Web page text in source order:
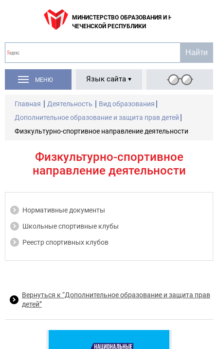
МИНИСТЕРСТВО ОБРАЗОВАНИЯ И НАУКИ
ЧЕЧЕНСКОЙ РЕСПУБЛИКИ
МЕНЮ Язык сайта
Главная Деятельность
Вид образования
Дополнительное образование и защита прав детей
Физкультурно-спортивное направление деятельности
Физкультурно-спортивное
направление деятельности
Нормативные документы
Школьные спортивные клубы
Реестр спортивных клубов
Вернуться к “Дополнительное образование и защита прав
детей”